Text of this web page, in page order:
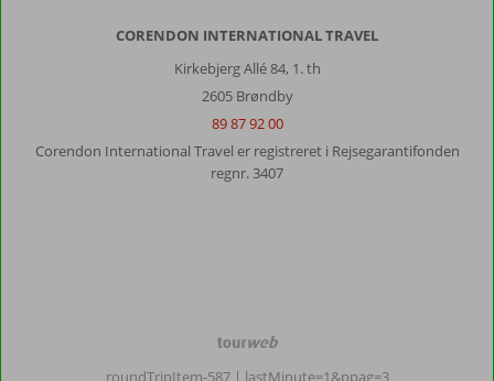
CORENDON INTERNATIONAL TRAVEL
Kirkebjerg Allé 84, 1. th
2605 Brøndby
89 87 92 00
Corendon International Travel er registreret i Rejsegarantifonden
regnr. 3407
TourWeb
roundTripItem-587 | lastMinute=1&ppag=3